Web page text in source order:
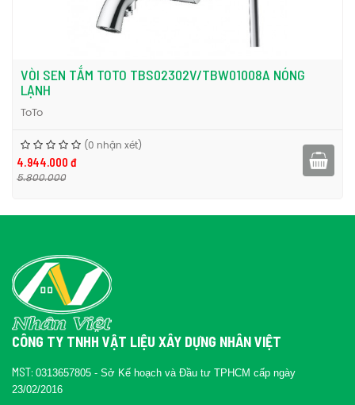
sen 5 chế độ cho thành viên gia đình mình cùng tận hưởng cảm
giác thoải mái khi tắm bạn nhé. Nội thấy Nhân Việt cung cấp bộ
sen TOTO TBG10302V/DGH108ZR nóng lạnh tay sen 5 chế độ
Để tham khảo thêm về vòi sen tắm, bạn có thể tìm hiểu các sản
phẩm khác tại
Totonhé.
VÒI SEN TẮM TOTO TBS02302V/TBW01008A NÓNG
LẠNH
ToTo
(0 nhận xét)
4.944.000 đ
5.800.000
CÔNG TY TNHH VẬT LIỆU XÂY DỰNG NHÂN VIỆT
MST: 0313657805 - Sở Kế hoạch và Đầu tư TPHCM cấp ngày
23/02/2016